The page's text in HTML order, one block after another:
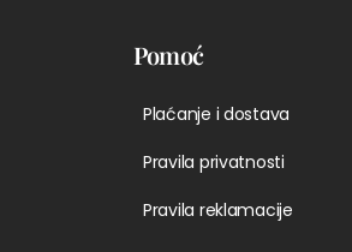
Pomoć
Plaćanje i dostava
Pravila privatnosti
Pravila reklamacije